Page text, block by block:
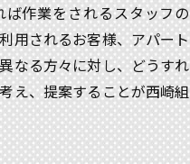
作業をされるスタッフの
用されるお客様、アパート
なる方々に対し、どうすれ
え、提案することが西崎組